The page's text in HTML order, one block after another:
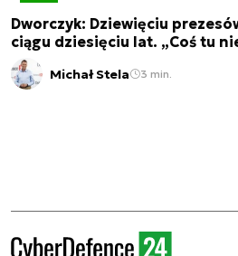
Dworczyk: Dziewięciu
ciągu dziesięciu lat. „Coś tu
Michał Stela 3 min.